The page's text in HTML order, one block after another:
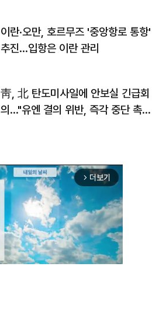
이란·오만, 호르무즈 '중앙항로 통항'
추진…입항은 이란 관리
靑, 北 탄도미사일에 안보실 긴급회
의…"유엔 결의 위반, 즉각 중단 촉
arrow_forward_ios 더보기